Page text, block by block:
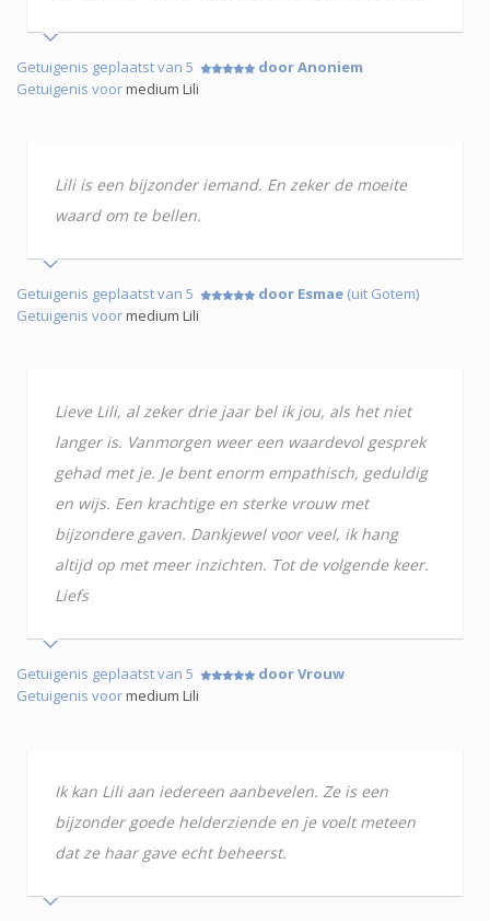
Getuigenis geplaatst van 5
door Anoniem
Getuigenis voormedium Lili
Lili is een bijzonder iemand. En zeker de moeite
waard om te bellen.
Getuigenis geplaatst van 5 door Esmae (uit Gotem)
Getuigenis voormedium Lili
Lieve Lili, al zeker drie jaar bel ik jou, als het niet
langer is. Vanmorgen weer een waardevol gesprek
gehad met je. Je bent enorm empathisch, geduldig
en wijs. Een krachtige en sterke vrouw met
bijzondere gaven. Dankjewel voor veel, ik hang
altijd op met meer inzichten. Tot de volgende keer.
Liefs
Getuigenis geplaatst van 5
door Vrouw
Getuigenis voormedium Lili
Ik kan Lili aan iedereen aanbevelen. Ze is een
bijzonder goede helderziende en je voelt meteen
dat ze haar gave echt beheerst.